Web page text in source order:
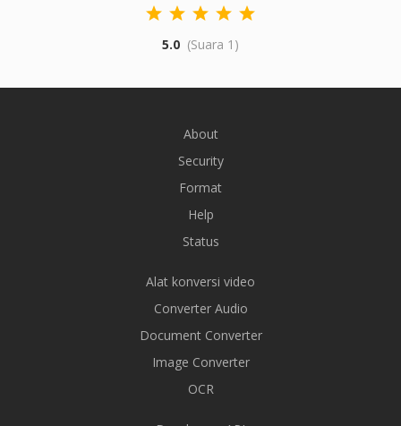
5.0 (Suara 1)
About
Security
Format
Help
Status
Alat konversi video
Converter Audio
Document Converter
Image Converter
OCR